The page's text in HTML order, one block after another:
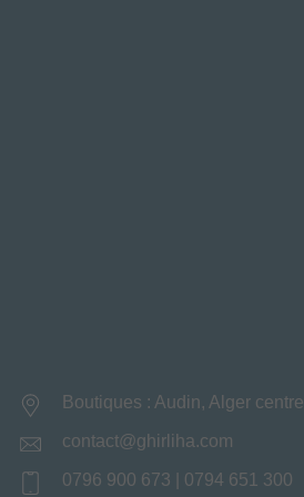
Boutiques : Audin, Alger centre
contact@ghirliha.com
0796 900 673 | 0794 651 300